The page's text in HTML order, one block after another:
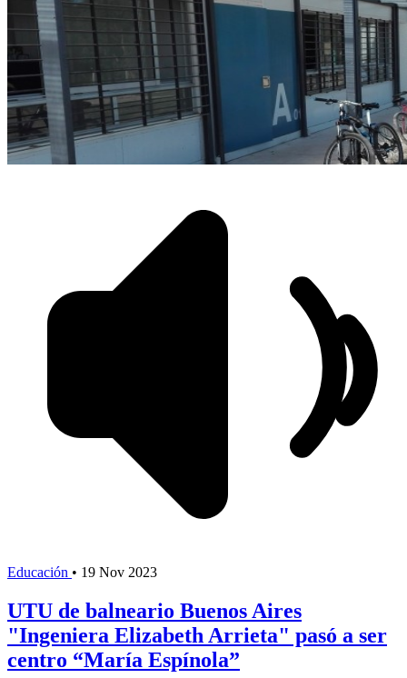
Educación • 19 Nov 2023
UTU de balneario Buenos Aires
"Ingeniera Elizabeth Arrieta" pasó a ser
centro “María Espínola”